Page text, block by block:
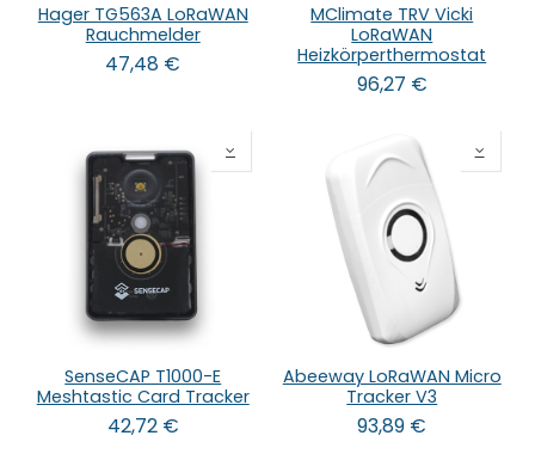
Hager TG563A LoRaWAN
Rauchmelder
47,48 €
MClimate TRV Vicki
LoRaWAN
Heizkörperthermostat
96,27 €
SenseCAP T1000-E
Meshtastic Card Tracker
42,72€
Abeeway LoRaWAN Micro
Tracker V3
93,89 €